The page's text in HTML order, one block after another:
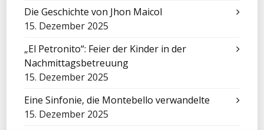
Die Geschichte von Jhon Maicol
15. Dezember 2025
„El Petronito“: Feier der Kinder in der
Nachmittagsbetreuung
15. Dezember 2025
Eine Sinfonie, die Montebello verwandelte
15. Dezember 2025